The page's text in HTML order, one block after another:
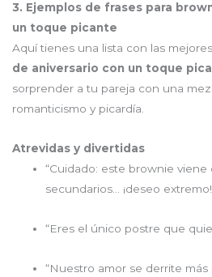
3. Ejemplos de frases para
un toque picante
Aquí tienes una lista con las mejores
de aniversario con un toque
sorprender a tu pareja con una
romanticismo y picardía.
Atrevidas y divertidas
“Cuidado: este brownie
secundarios… ¡deseo
“Eres el único postre que
“Nuestro amor se derrite